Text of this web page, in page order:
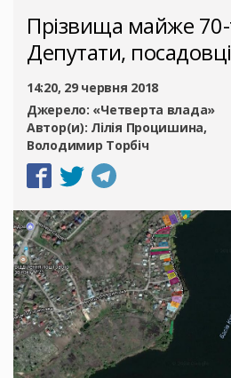
Прізвища майже 70-
Депутати,
14:20, 29 червня 2018
Джерело: «Четверта влада»
Автор(и): Лілія Процишина
Володимир Торбіч